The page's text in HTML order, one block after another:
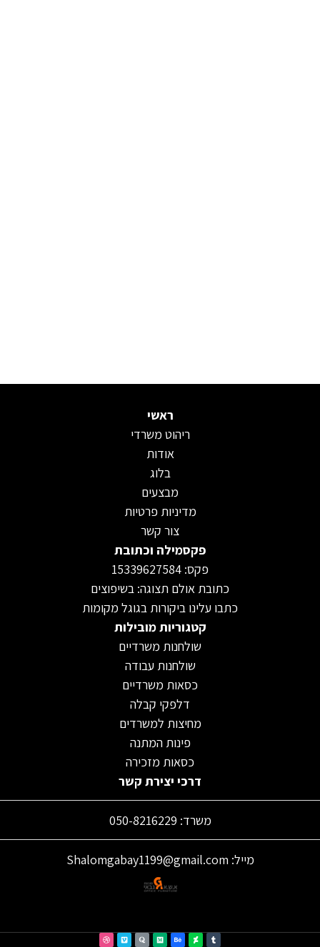
ראשי
ריהוט משרדי
אודות
בלוג
מבצעים
מדיניות פרטיות
צור קשר
פקסמילה וכתובת
פקס: 15339627584
כתובת אולם תצוגה: בשיפוצים
כתבו עלינו ביקורות בגוגל מקומות
קטגוריות מובילות
שולחנות משרדיים
שולחנות עבודה
כסאות משרדיים
דלפקי קבלה
מחיצות למשרדים
פינות המתנה
כסאות מזכירה
דרכי יצירת קשר
משרד: 050-8216229
מייל: Shalomgabay1199@gmail.com